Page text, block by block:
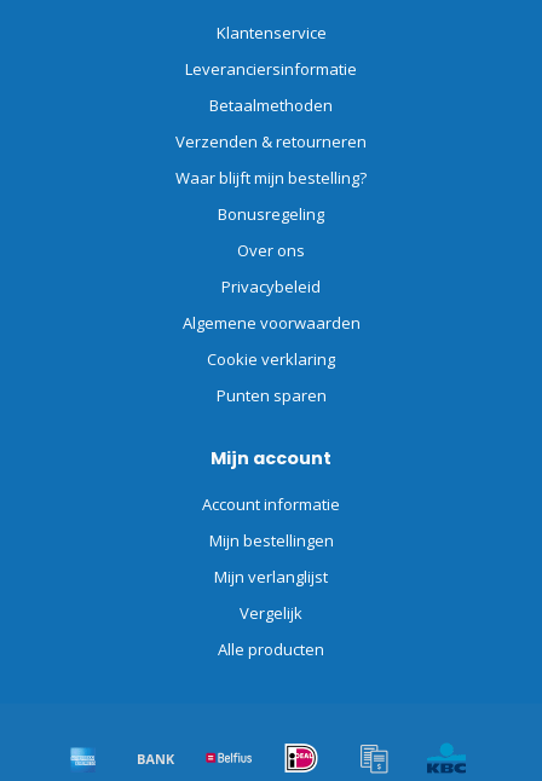
Klantenservice
Leveranciersinformatie
Betaalmethoden
Verzenden & retourneren
Waar blijft mijn bestelling?
Bonusregeling
Over ons
Privacybeleid
Algemene voorwaarden
Cookie verklaring
Punten sparen
Mijn account
Account informatie
Mijn bestellingen
Mijn verlanglijst
Vergelijk
Alle producten